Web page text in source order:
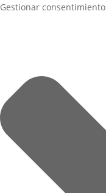
Gestionar consentimiento